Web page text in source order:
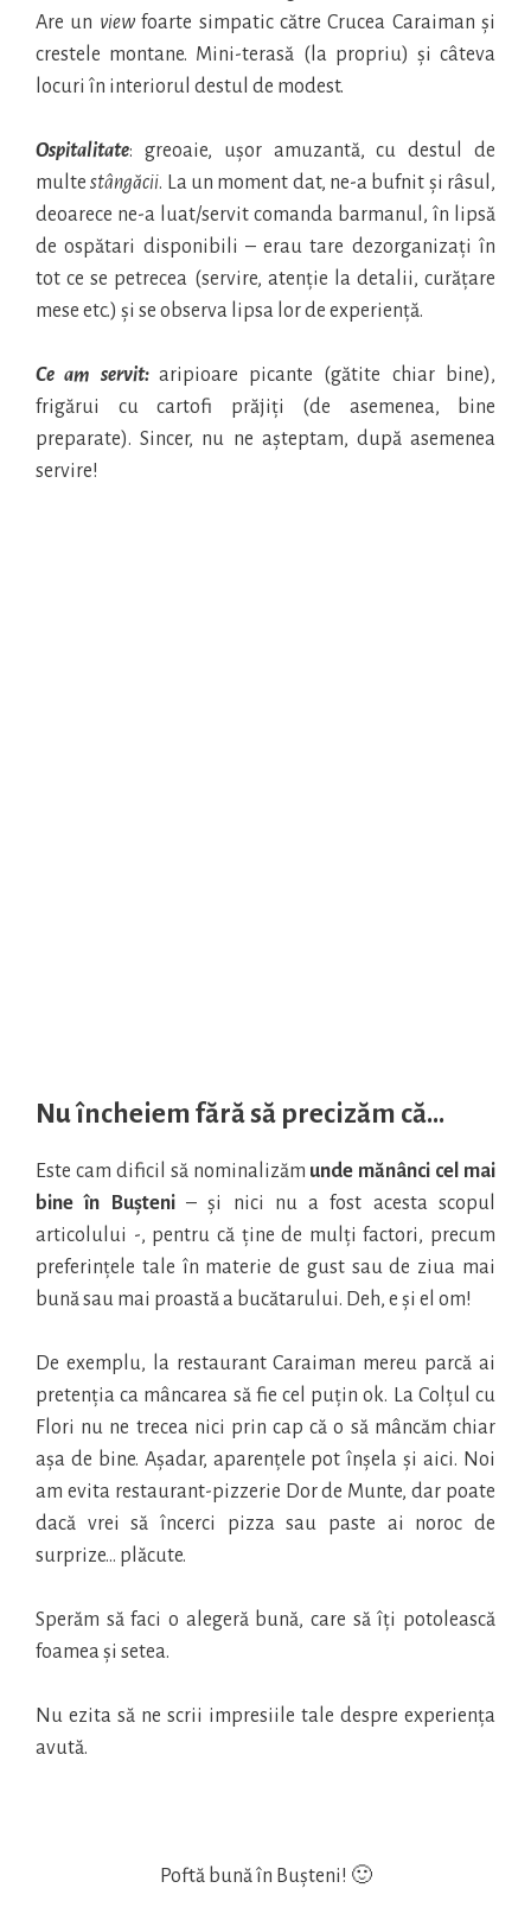
Are un viewfoarte simpatic către Crucea Caraiman și
crestele montane. Mini-terasă (la propriu) și câteva
locuri în interiorul destul de modest.
Ospitalitate: greoaie, ușor amuzantă, cu destul de
multestângăcii. La un moment dat, ne-a bufnit și râsul,
deoarece ne-a luat/servit comanda barmanul, în lipsă
de ospătari disponibili – erau tare dezorganizați în
tot ce se petrecea (servire, atenție la detalii, curățare
mese etc.) și se observa lipsa lor de experiență.
Ce am servit: aripioare picante (gătite chiar bine),
frigărui cu cartofi prăjiți (de asemenea, bine
preparate). Sincer, nu ne așteptam, după asemenea
servire!
Nu încheiem fără să precizăm că…
Este cam dificil să nominalizăm unde mănânci cel mai
bine în Bușteni– și nici nu a fost acesta scopul
articolului -, pentru că ține de mulți factori, precum
preferințele tale în materie de gust sau de ziua mai
bună sau mai proastă a bucătarului. Deh, e și el om!
De exemplu, la restaurant Caraiman mereu parcă ai
pretenția ca mâncarea să fie cel puțin ok. La Colțul cu
Flori nu ne trecea nici prin cap că o să mâncăm chiar
așa de bine. Așadar, aparențele pot înșela și aici. Noi
am evita restaurant-pizzerie Dor de Munte, dar poate
dacă vrei să încerci pizza sau paste ai noroc de
surprize… plăcute.
Sperăm să faci o alegeră bună, care să îți potolească
foamea și setea.
Nu ezita să ne scrii impresiile tale despre experiența
avută.
Poftă bună în Bușteni! 🙂